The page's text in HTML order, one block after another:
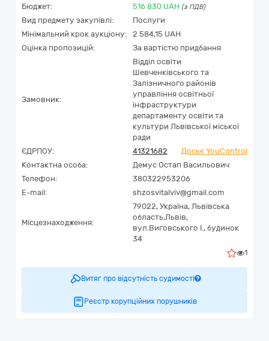
Бюджет: 516 830 UAH (з ПДВ)
Вид предмету закупівлі:
Послуги
Мінімальний крок аукціону:
2 584,15 UAH
Оцінка пропозицій:
За вартістю придбання
Замовник:
Відділ освіти
Шевченківського та
Залізничного районів
управління освітньої
інфраструктури
департаменту освіти та
культури Львівської міської
ради
ЄДРПОУ:
41321682
Досьє YouControl
Контактна особа:
Демус Остап Васильович
Телефон:
380322953206
E-mail:
shzosvitalviv@gmail.com
Місцезнаходження:
79022, Україна, Львівська
область,Львів,
вул.Виговського І., будинок
34
1
Витяг про відсутність судимості
Реєстр корупційних порушників